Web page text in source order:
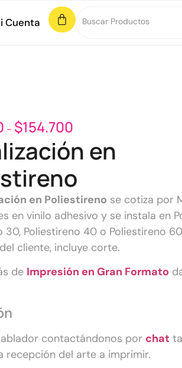
Cuenta
- $154.700
en
en Poliestireno se cotiza por
en vinilo adhesivo y se instala en
30, Poliestireno 40 o Poliestireno
cliente, incluye corte.
de Impresión en Gran Formato
contactándonos por chat
recepción del arte a imprimir.